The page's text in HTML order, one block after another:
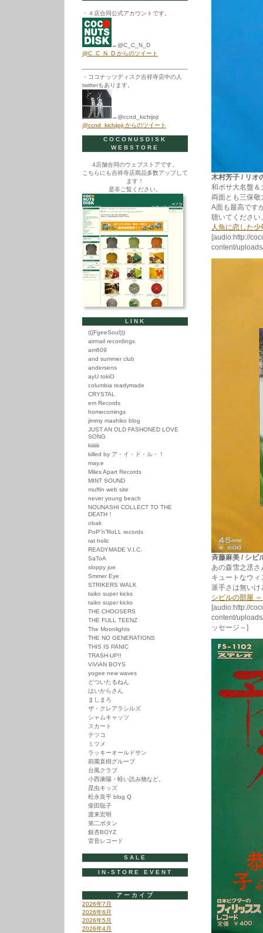
木村芳子 / リオ
和ボサ大名盤＆
両面とも三保
A面も最高です
聴いてください
人魚に恋した少
[audio:http://
content/
斉藤麻美 / シビ
あの森雪之丞さ
キュートなウ
派手さは無いけ
シビルの部屋
[audio:http://
content/
ッセージ～]
・４店合同公式アカウントです。
→@C_C_N_D
@C_C_N_D からのツイート
・ココナッツディスク吉祥寺店中の人
twitterもあります。
→@ccnd_kichijoji
@ccnd_kichijoji からのツイート
COCONUSDISK
WEBSTORE
4店舗合同のウェブストアです。
こちらにも吉祥寺店商品多数アップして
ます！
是非ご覧ください。
LINK
(((FgeeSoul)))
airmail recordings
am609
and summer club
andersens
ayU tokiO
columbia readymade
CRYSTAL
em Records
homecomings
jimmy mashiko blog
JUST AN OLD FASHONED LOVE
SONG
kiiiiiii
killed by ア・イ・ド・ル・！
may.e
Miles Apart Records
MINT SOUND
muffin web site
never young beach
NOUNASHI COLLECT TO THE
DEATH！
obak
PoP”n”RoLL records
rat holic
READYMADE V.I.C.
SaToA
sloppy joe
Smmer Eye
STRIKERS WALK
taiko super kicks
taiko super kicks
THE CHOOSERS
THE FULL TEENZ
The Moonlights
THE NO GENERATIONS
THIS IS PANIC
TRASH-UP!!
ViViAN BOYS
yogee new waves
どついたるねん
はいからさん
ましまろ
ザ・クレアラシルズ
シャムキャッツ
スカート
テツコ
ミツメ
ラッキーオールドサン
前園直樹グループ
台風クラブ
小西康陽・軽い読み物など。
昆虫キッズ
松永良平 blog Q
柴田聡子
渡来宏明
第二ボタン
銀杏BOYZ
雷音レコード
SALE
IN-STORE EVENT
アーカイブ
2026年7月
2026年6月
2026年5月
2026年4月